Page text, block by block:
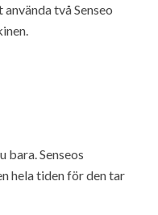
två Senseo
bara. Senseos
hela tiden för den tar